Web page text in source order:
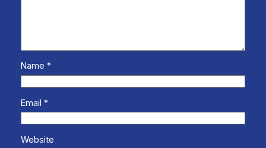
Name *
Email *
Website